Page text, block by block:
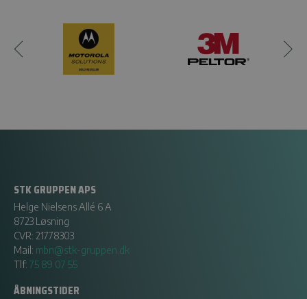
STK GRUPPEN APS
Helge Nielsens Allé 6 A
8723 Løsning
CVR: 21778303
Mail: mbn@stk-gruppen.dk
Tlf: 75 89 07 55
ÅBNINGSTIDER